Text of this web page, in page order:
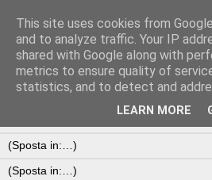
This site uses cookies from
and to analyze traffic. Your IP
shared with Google along with
metrics to ensure quality of
statistics, and to detect and
LEARN MORE